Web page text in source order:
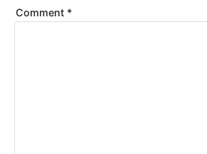
Comment *